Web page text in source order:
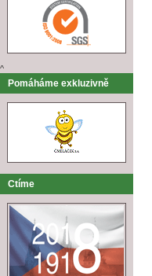
^
Pomáháme exkluzivně
Ctíme